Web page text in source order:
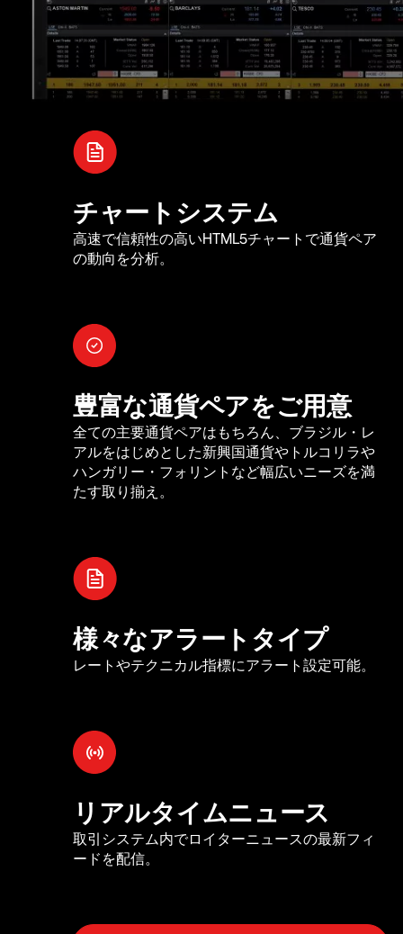
チャートシステム
高速で信頼性の高いHTML5チャートで通貨ペア
の動向を分析。
豊富な通貨ペアをご用意
全ての主要通貨ペアはもちろん、ブラジル・レ
アルをはじめとした新興国通貨やトルコリラや
ハンガリー・フォリントなど幅広いニーズを満
たす取り揃え。
様々なアラートタイプ
レートやテクニカル指標にアラート設定可能。
リアルタイムニュース
取引システム内でロイターニュースの最新フィ
ードを配信。